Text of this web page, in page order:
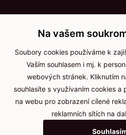
+420 736
Po - pá: 8:00 -
info@jma-
Důležité
Ochrana
Cookies
Na vašem
Soubory cookies používáme k
Vaším souhlasem i mj. k
webových stránek. Kliknutím
souhlasíte s využívaním cookies a
na webu pro zobrazení cílené
reklamních sítích na